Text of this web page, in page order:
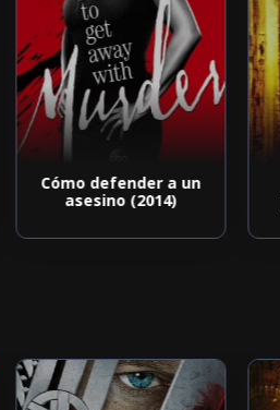
Cómo defender a un
asesino (2014)